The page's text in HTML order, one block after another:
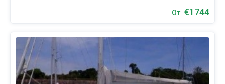
представляют
себе
жизни
без
От €1744